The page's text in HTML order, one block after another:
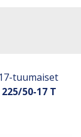
17-tuumaiset
225/50-17 T